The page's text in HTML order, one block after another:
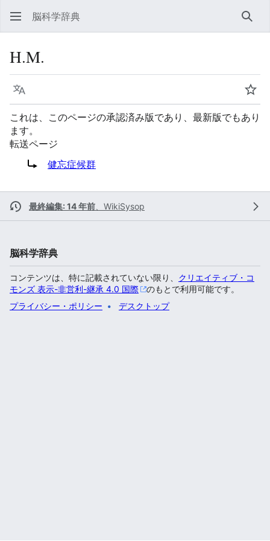
脳科学辞典 検索
H.M.
言語
ウ
これは、このページの承認済み版であり、最新版でもあり
ます。
転送ページ
転送先:
健忘症候群
最終編集: 14 年前 WikiSysop
脳科学辞典
コンテンツは、特に記載されていない限り、 クリエイティブ・コ
モンズ 表示-非営利-継承 4.0 国際
のもとで利用可能です。
プライバシー・ポリシー
デスクトップ